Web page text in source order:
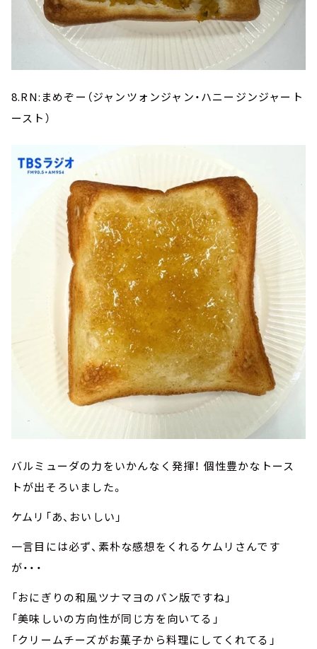
8.RN:まめぞー（ジャンツォンジャン・ハニージンジャート
ースト）
バルミューダの力をいかんなく発揮！ 個性豊かなトース
トが出そろいました。
ケムリ「あ、おいしい」
一言目には必ず、素朴な感想をくれるケムリさんです
が・・・
「おにぎりの和風ツナマヨのパン版ですね」
「美味しいの方向性が同じ方を向いてる」
「クリームチーズがお菓子から料理にしてくれてる」